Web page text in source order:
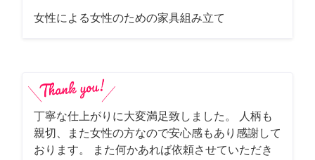
女性による女性のための家具組み立て
丁寧な仕上がりに大変満足致しました。 人柄も
親切、また女性の方なので安心感もあり感謝して
おります。 また何かあれば依頼させていただき